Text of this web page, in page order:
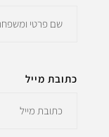
כתובת מייל